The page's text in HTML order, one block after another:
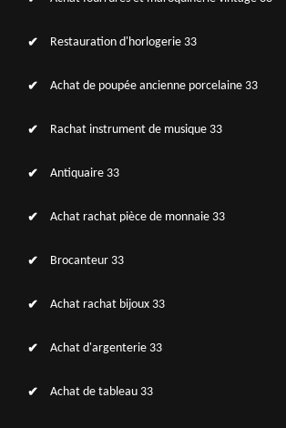
Restauration d'horlogerie 33
Achat de poupée ancienne porcelaine 33
Rachat instrument de musique 33
Antiquaire 33
Achat rachat pièce de monnaie 33
Brocanteur 33
Achat rachat bijoux 33
Achat d'argenterie 33
Achat de tableau 33